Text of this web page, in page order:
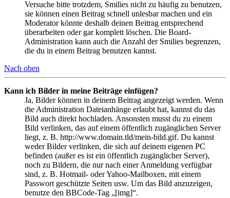
Versuche bitte trotzdem, Smilies nicht zu häufig zu benutzen,
sie können einen Beitrag schnell unlesbar machen und ein
Moderator könnte deshalb deinen Beitrag entsprechend
überarbeiten oder gar komplett löschen. Die Board-
Administration kann auch die Anzahl der Smilies begrenzen,
die du in einem Beitrag benutzen kannst.
Nach oben
Kann ich Bilder in meine Beiträge einfügen?
Ja, Bilder können in deinem Beitrag angezeigt werden. Wenn
die Administration Dateianhänge erlaubt hat, kannst du das
Bild auch direkt hochladen. Ansonsten musst du zu einem
Bild verlinken, das auf einem öffentlich zugänglichen Server
liegt, z. B. http://www.domain.tld/mein-bild.gif. Du kannst
weder Bilder verlinken, die sich auf deinem eigenen PC
befinden (außer es ist ein öffentlich zugänglicher Server),
noch zu Bildern, die nur nach einer Anmeldung verfügbar
sind, z. B. Hotmail- oder Yahoo-Mailboxen, mit einem
Passwort geschützte Seiten usw. Um das Bild anzuzeigen,
benutze den BBCode-Tag „[img]“.